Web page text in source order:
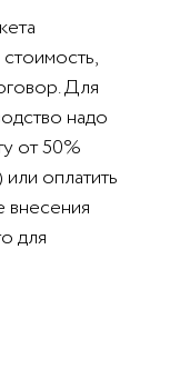
Для
надо
от 50%
оплатить
внесения
для